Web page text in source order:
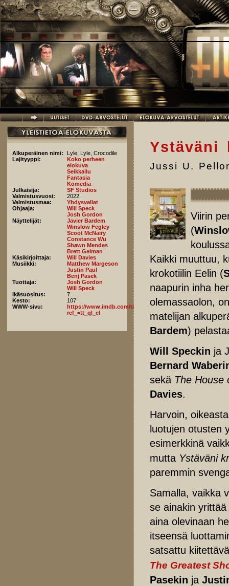
Hyppää pääsisältöön
Alkuperäinen nimi:
Lyle, Lyle, Crocodile
Lajityyppi:
Koko perheen
elokuva
Seikkailu
Fantasia
Komedia
Julkaisija:
SF Studios
Valmistusvuosi:
2022
Valmistusmaa:
Yhdysvallat
Ohjaaja:
Will Speck
Josh Gordon
Näyttelijät:
Javier Bardem
Winslow Fegley
Scoot McNairy
Constance Wu
Shawn Mendes
Brett Gelman
Käsikirjoittaja:
Will Davies
Musiikki:
Matthew Margeson
Justin Paul
Benj Pasek
Tuottaja:
Josh Gordon
Will Speck
Ikäsuositus:
7
Kesto:
107
WWW-sivu:
https://www.imdb.com/title/tt14668630/fullcredits/?
ref_=tt_ql_cl
Ystäväni
Jussi U.
Viirin
(
Kaikki muuttuu,
krokotiilin Eelin (
naapurin inha
olemassaolon,
matelijan
Bardem)
Will Speckin ja J
Bernard
sekä The House
Davies.
Harvoin,
luotujen otusten
esimerkkinä
mutta Ystäväni
paremmin
Samalla, vaikka
se ainakin
aina olevinaan
itseensä
satsattu
The Greatest
Pasekin ja